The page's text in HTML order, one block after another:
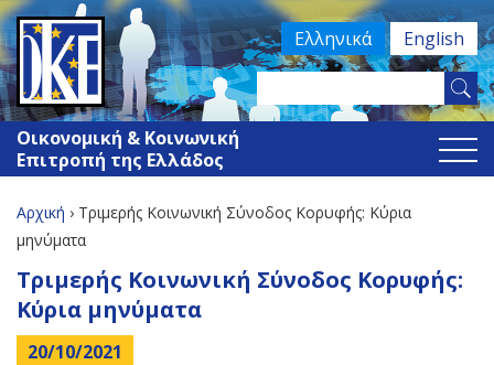
Jump
to
navigation
Οικονομική & Κοινωνική
Επιτροπή της Ελλάδος
Ελληνικά English
Φόρμα
this
Είστε
εδώ
Αρχική › Tριμερής Κοινωνική Σύνοδος Κορυφής: Κύρια
μηνύματα
Back
to
top
Tριμερής Κοινωνική Σύνοδος Κορυφής:
Κύρια μηνύματα
20/10/2021